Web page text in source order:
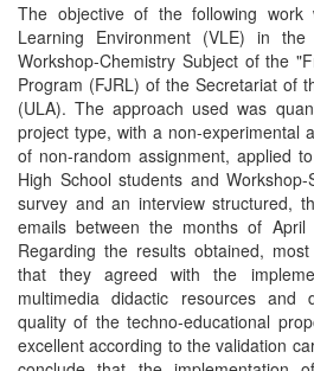
The objective of the following
Learning Environment (VLE) in
Workshop-Chemistry Subject of the
Program (FJRL) of the Secretariat of
(ULA). The approach used was
project type, with a non-experimental
of non-random assignment, applied
High School students and
survey and an interview structured,
emails between the months of
Regarding the results obtained,
that they agreed with the
multimedia didactic resources and
quality of the techno-educational
excellent according to the validation